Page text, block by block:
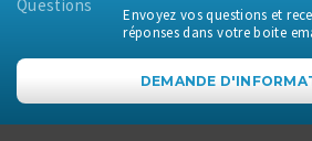
Envoyez vos questions et
réponses dans votre boite
DEMANDE